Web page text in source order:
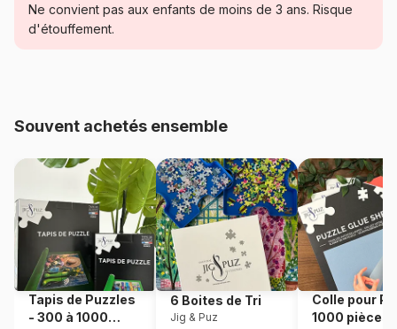
Catégorie
Provenance Pologne
Castorland-52363
EAN 5904438052363
Nombre de pièces 500 pièces
Dimensions 47 x 33 cm
Ne convient pas aux enfants de moins de 3 ans. Risque
d'étouffement.
Souvent achetés ensemble
Tapis de Puzzles
- 300 à 1000
6 Boites de Tri
Jig & Puz
Colle pour
1000 pièces